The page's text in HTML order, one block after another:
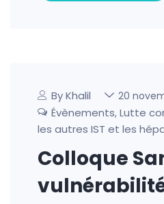
By Khalil 20
Évènements, Lutte
les autres IST et les
Colloque